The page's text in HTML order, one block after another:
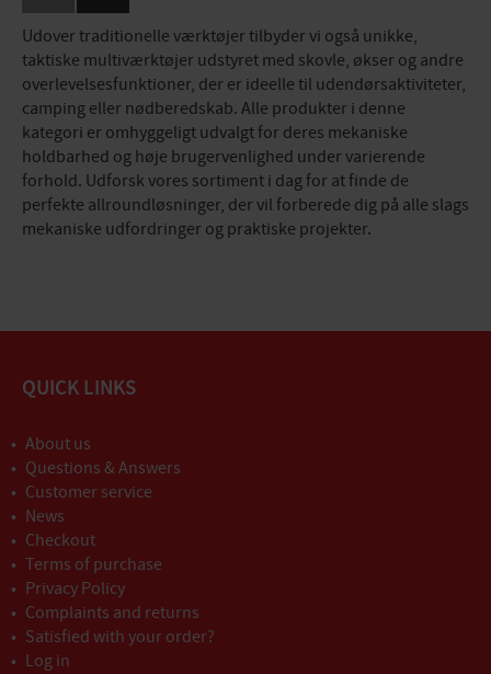
Udover traditionelle værktøjer tilbyder vi også unikke,
taktiske multiværktøjer udstyret med skovle, økser og andre
overlevelsesfunktioner, der er ideelle til udendørsaktiviteter,
camping eller nødberedskab. Alle produkter i denne
kategori er omhyggeligt udvalgt for deres mekaniske
holdbarhed og høje brugervenlighed under varierende
forhold. Udforsk vores sortiment i dag for at finde de
perfekte allroundløsninger, der vil forberede dig på alle slags
mekaniske udfordringer og praktiske projekter.
QUICK LINKS
About us
Questions & Answers
Customer service
News
Checkout
Terms of purchase
Privacy Policy
Complaints and returns
Satisfied with your order?
Log in